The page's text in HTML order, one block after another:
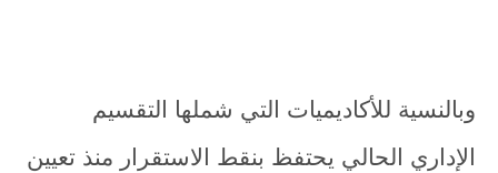
وبالنسية للأكاديميات التي شملها التقسيم
الإداري الحالي يحتفظ بنقط الاستقرار منذ تعيين